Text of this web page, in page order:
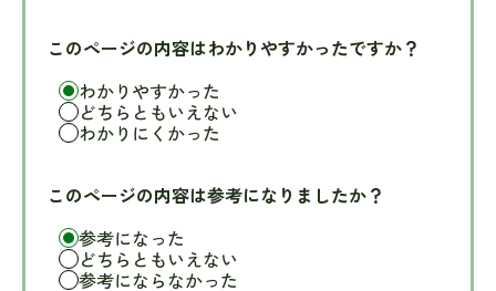
このページの内容はわかりやすかったですか？
わかりやすかった
どちらともいえない
わかりにくかった
このページの内容は参考になりましたか？
参考になった
どちらともいえない
参考にならなかった